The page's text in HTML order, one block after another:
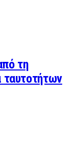
τη
ταυτοτήτων